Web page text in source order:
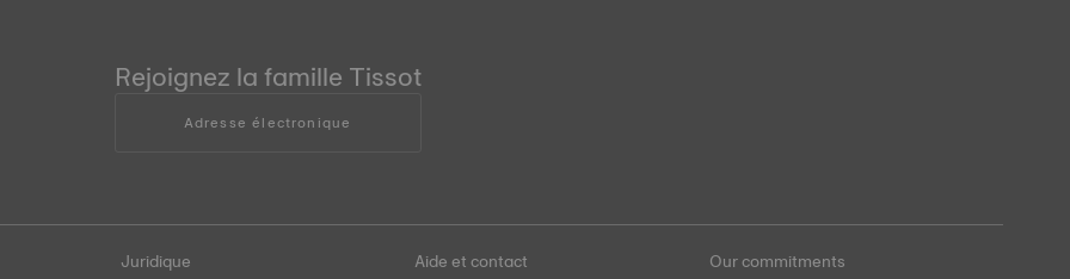
Rejoignez la famille Tissot
Adresse électronique
Juridique Aide et contact Our commitments